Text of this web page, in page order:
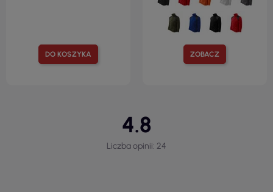
DO KOSZYKA ZOBACZ
4.8
Liczba opinii: 24